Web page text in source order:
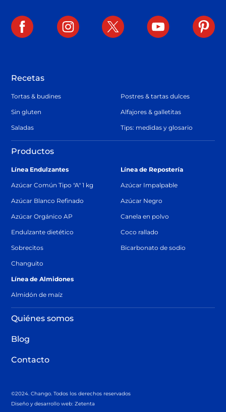
Recetas
Tortas & budines Postres & tartas dulces
Sin gluten Alfajores & galletitas
Saladas Tips: medidas y glosario
Productos
Línea Endulzantes
Azúcar Común Tipo "A" 1 kg
Azúcar Blanco Refinado
Azúcar Orgánico AP
Endulzante dietético
Sobrecitos
Changuito
Línea de Repostería
Azúcar Impalpable
Azúcar Negro
Canela en polvo
Coco rallado
Bicarbonato de sodio
Línea de Almidones
Almidón de maíz
Quiénes somos
Blog
Contacto
©2024. Chango. Todos los derechos reservados
Diseño y desarrollo web: Zetenta